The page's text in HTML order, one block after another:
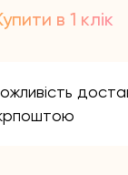
390₴.
в 1 клік